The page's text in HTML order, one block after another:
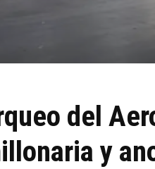
del
y